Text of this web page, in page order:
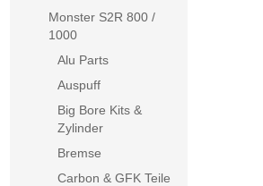
Monster S2R 800 /
1000
Alu Parts
Auspuff
Big Bore Kits &
Zylinder
Bremse
Carbon & GFK Teile